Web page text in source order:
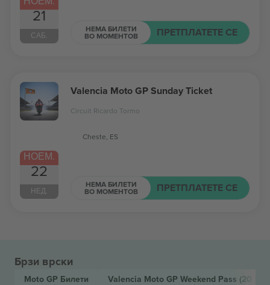
21
САБ.
НЕМА БИЛЕТИ
ВО МОМЕНТОВ ПРЕТПЛАТЕТЕ СЕ
НОЕМ.
22
НЕД.
Valencia Moto GP Sunday Ticket
Circuit Ricardo Tormo
Cheste, ES
НЕМА БИЛЕТИ
ВО МОМЕНТОВ ПРЕТПЛАТЕТЕ СЕ
Брзи врски
Moto GP Билети Valencia Moto GP Weekend Pass (20